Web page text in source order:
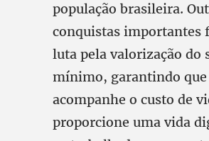
população brasileira.
conquistas importantes
luta pela valorização do
mínimo, garantindo que
acompanhe o custo de
proporcione uma vida